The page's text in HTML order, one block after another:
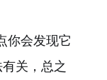
你会发现它
关，总之